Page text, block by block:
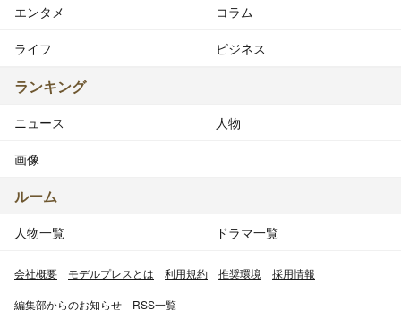
エンタメ コラム
ライフ ビジネス
ランキング
ニュース 人物
画像
ルーム
人物一覧 ドラマ一覧
会社概要 モデルプレスとは 利用規約 推奨環境 採用情報
編集部からのお知らせ RSS一覧